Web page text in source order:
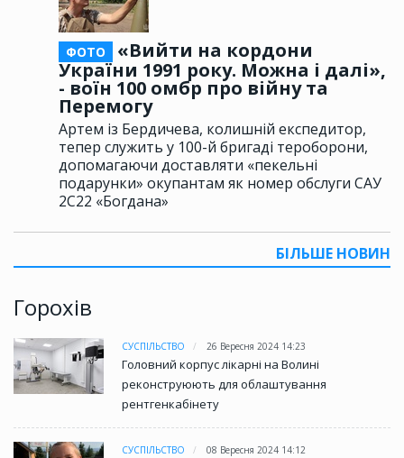
ФОТО
«Вийти на кордони
України 1991 року. Можна і далі»,
- воїн 100 омбр про війну та
Перемогу
Артем із Бердичева, колишній експедитор,
тепер служить у 100-й бригаді тероборони,
допомагаючи доставляти «пекельні
подарунки» окупантам як номер обслуги САУ
2С22 «Богдана»
БІЛЬШЕ НОВИН
Горохів
СУСПІЛЬСТВО 26 Вересня 2024 14:23
Головний корпус лікарні на Волині
реконструюють для облаштування
рентгенкабінету
СУСПІЛЬСТВО
08 Вересня 2024 14:12